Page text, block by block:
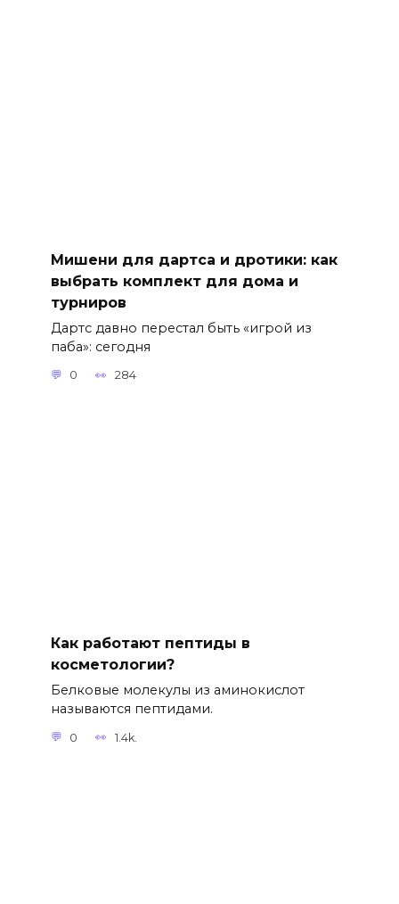
Мишени для дартса и дротики: как
выбрать комплект для дома и
турниров
Дартс давно перестал быть «игрой из
паба»: сегодня
0 284
Как работают пептиды в
косметологии?
Белковые молекулы из аминокислот
называются пептидами.
0 1.4k.